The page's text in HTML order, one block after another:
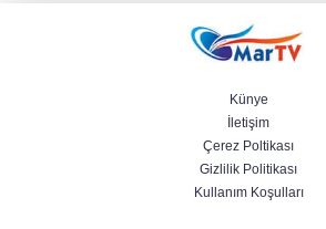
Künye
İletişim
Çerez Poltikası
Gizlilik Politikası
Kullanım Koşulları